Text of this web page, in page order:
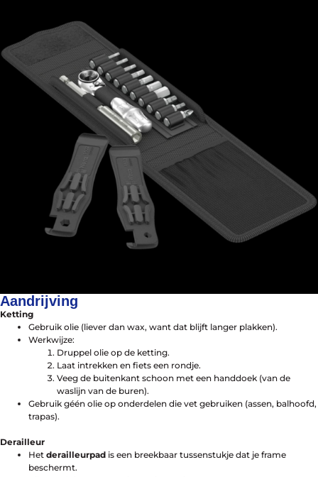
Contact
Gelukkige Klanten
Tel: 020-616 4091
Mail: info@vakantiefietser.nl
Aandrijving
Ketting
Gebruik olie (liever dan wax, want dat blijft langer plakken).
Werkwijze:
Druppel olie op de ketting.
Laat intrekken en fiets een rondje.
Veeg de buitenkant schoon met een handdoek (van de
waslijn van de buren).
Gebruik géén olie op onderdelen die vet gebruiken (assen, balhoofd,
trapas).
Derailleur
Het derailleurpad is een breekbaar tussenstukje dat je frame
beschermt.